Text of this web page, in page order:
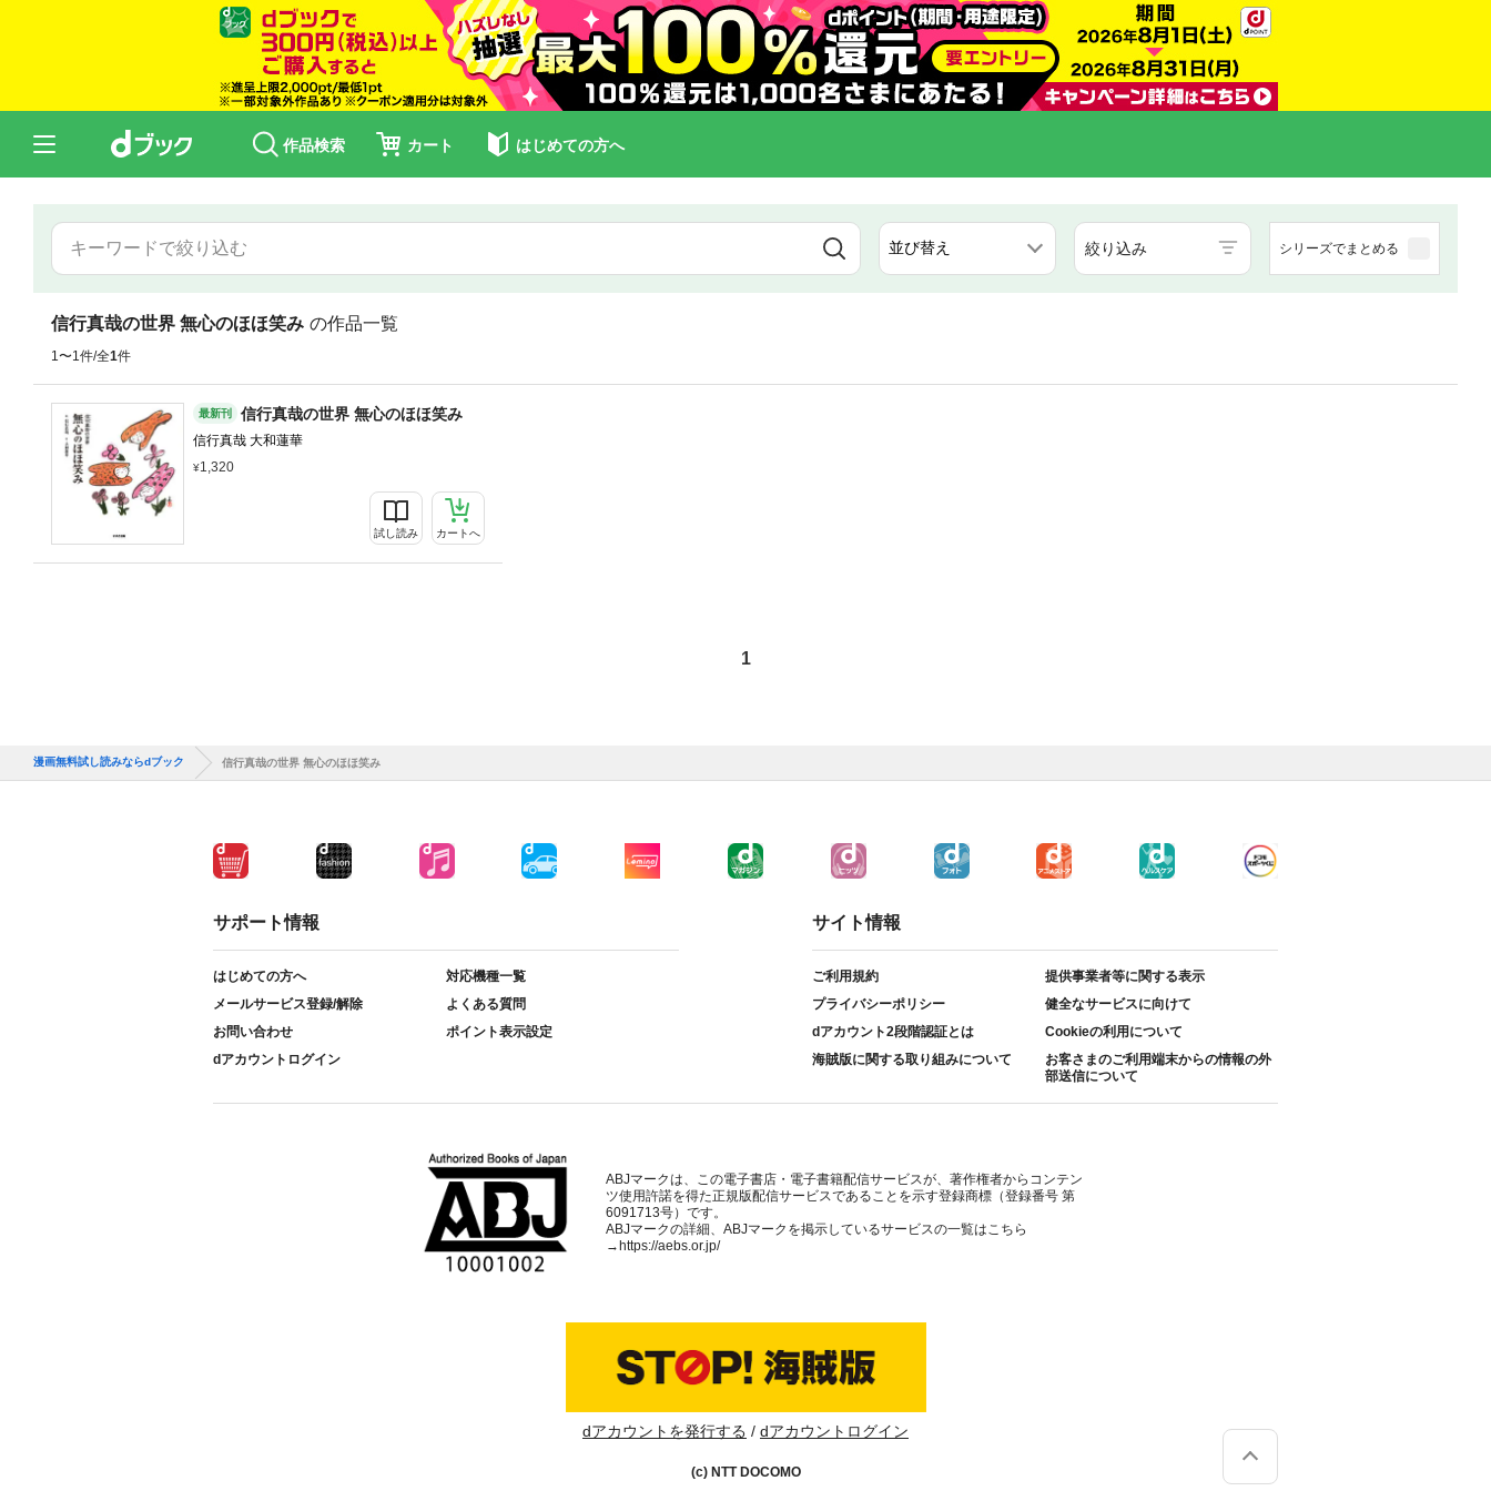
作品検索 カート はじめての方へ
絞り込み シリーズでまとめる
信行真哉の世界 無心のほほ笑み の作品一覧
1〜1件/全1件
最新刊 信行真哉の世界 無心のほほ笑み
信行真哉 大和蓮華
1,320
試し読み カートへ
1
漫画無料試し読みならdブック 信行真哉の世界 無心のほほ笑み
サポート情報
はじめての方へ
対応機種一覧
メールサービス登録/解除
よくある質問
お問い合わせ
ポイント表示設定
dアカウントログイン
サイト情報
ご利用規約
提供事業者等に関する表示
プライバシーポリシー
健全なサービスに向けて
dアカウント2段階認証とは
Cookieの利用について
海賊版に関する取り組みについて
お客さまのご利用端末からの情報の外
部送信について
ABJマークは、この電子書店・電子書籍配信サービスが、著作権者からコンテン
ツ使用許諾を得た正規版配信サービスであることを示す登録商標（登録番号 第
6091713号）です。
ABJマークの詳細、ABJマークを掲示しているサービスの一覧はこちら
→https://aebs.or.jp/
dアカウントを発行する dアカウントログイン
(c) NTT DOCOMO